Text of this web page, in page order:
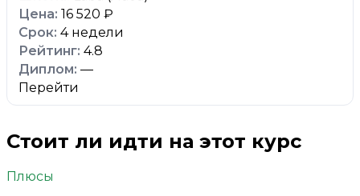
16 520 ₽
4 недели
4.8
—
Перейти
Стоит ли идти на этот курс
Плюсы